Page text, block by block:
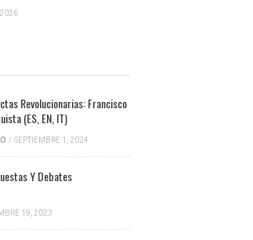
Revolucionarias: Francisco
(ES, EN, IT)
/ SEPTIEMBRE 1, 2024
Y Debates
19, 2023